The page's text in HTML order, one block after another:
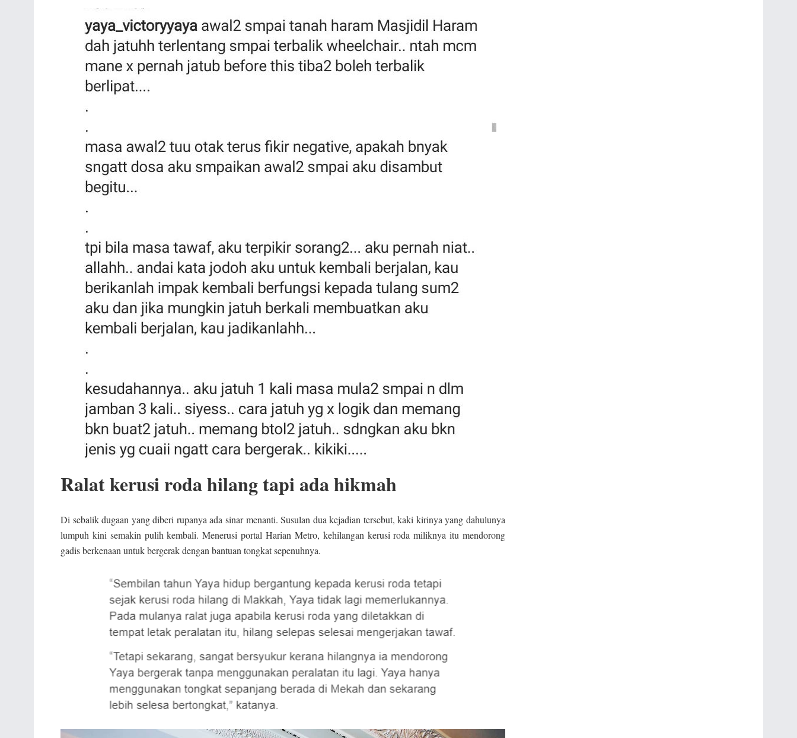
Ralat kerusi roda hilang tapi ada hikmah
Di sebalik dugaan yang diberi rupanya ada sinar menanti. Susulan dua kejadian tersebut, kaki kirinya yang dahulunya
lumpuh kini semakin pulih kembali. Menerusi portal Harian Metro, kehilangan kerusi roda miliknya itu mendorong
gadis berkenaan untuk bergerak dengan bantuan tongkat sepenuhnya.